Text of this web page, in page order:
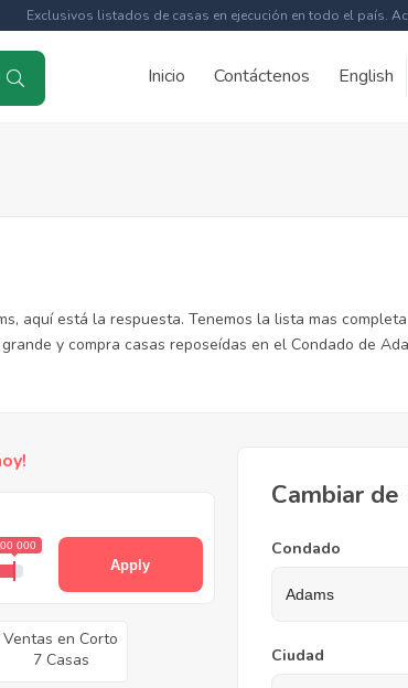
Exclusivos listados de casas en ejecución en todo el país.
Inicio Contáctenos English
aquí está la respuesta. Tenemos la lista mas
y compra casas reposeídas en el Condado de
000
Apply
Ventas en Corto
7 Casas
Cambiar de
Condado
Ciudad